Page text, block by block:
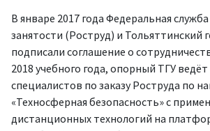
В январе 2017 года Федеральная
занятости (Роструд) и Тольяттинский
подписали соглашение о
2018 учебного года, опорный ТГУ
специалистов по заказу Роструда по
«Техносферная безопасность» с
дистанционных технологий на